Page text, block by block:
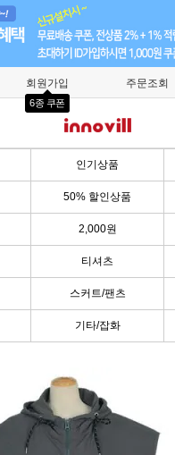
회원가입
6종 쿠폰
주문조회
인기상품
50% 할인상품
2,000원
티셔츠
스커트/팬츠
기타/잡화